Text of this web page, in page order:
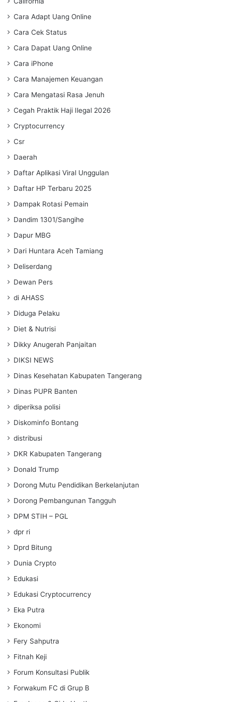
Cara Adapt Uang Online
Cara Cek Status
Cara Dapat Uang Online
Cara iPhone
Cara Manajemen Keuangan
Cara Mengatasi Rasa Jenuh
Cegah Praktik Haji Ilegal 2026
Cryptocurrency
Csr
Daerah
Daftar Aplikasi Viral Unggulan
Daftar HP Terbaru 2025
Dampak Rotasi Pemain
Dandim 1301/Sangihe
Dapur MBG
Dari Huntara Aceh Tamiang
Deliserdang
Dewan Pers
di AHASS
Diduga Pelaku
Diet & Nutrisi
Dikky Anugerah Panjaitan
DIKSI NEWS
Dinas Kesehatan Kabupaten Tangerang
Dinas PUPR Banten
diperiksa polisi
Diskominfo Bontang
distribusi
DKR Kabupaten Tangerang
Donald Trump
Dorong Mutu Pendidikan Berkelanjutan
Dorong Pembangunan Tangguh
DPM STIH – PGL
dpr ri
Dprd Bitung
Dunia Crypto
Edukasi
Edukasi Cryptocurrency
Eka Putra
Ekonomi
Fery Sahputra
Fitnah Keji
Forum Konsultasi Publik
Forwakum FC di Grup B